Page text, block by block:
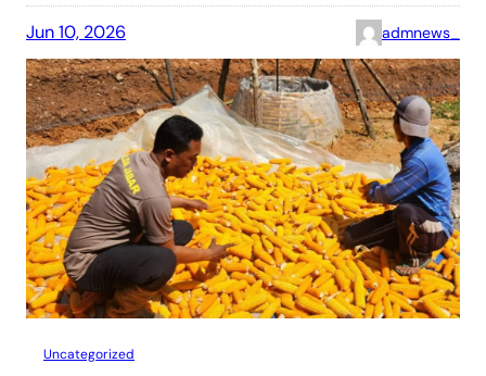
Jun 10, 2026 admnews_
Uncategorized